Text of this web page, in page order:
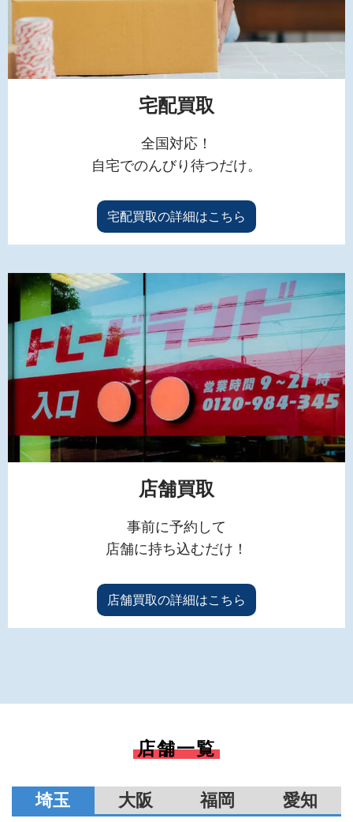
宅配買取
全国対応！
自宅でのんびり待つだけ。
宅配買取の詳細はこちら
店舗買取
事前に予約して
店舗に持ち込むだけ！
店舗買取の詳細はこちら
店舗一覧
埼玉 大阪 福岡 愛知